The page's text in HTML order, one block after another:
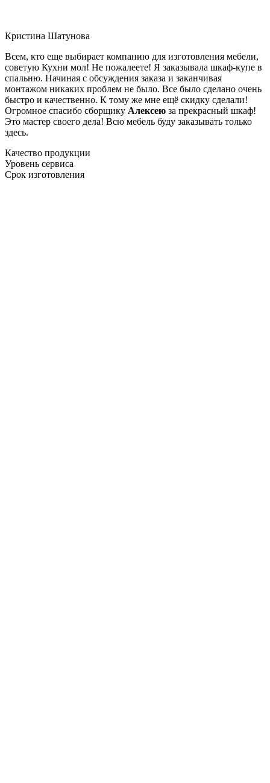
Кристина Шатунова
Всем, кто еще выбирает компанию для изготовления мебели,
советую Кухни мол! Не пожалеете! Я заказывала шкаф-купе в
спальню. Начиная с обсуждения заказа и заканчивая
монтажом никаких проблем не было. Все было сделано очень
быстро и качественно. К тому же мне ещё скидку сделали!
Огромное спасибо сборщику Алексею за прекрасный шкаф!
Это мастер своего дела! Всю мебель буду заказывать только
здесь.
Качество продукции
Уровень сервиса
Срок изготовления